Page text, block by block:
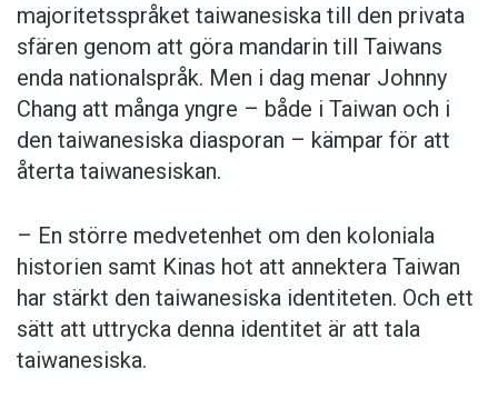
majoritetsspråket taiwanesiska till den privata
sfären genom att göra mandarin till Taiwans
enda nationalspråk. Men i dag ­menar Johnny
Chang att många yngre – både i Taiwan och i
den taiwanesiska diasporan – kämpar för att
återta taiwanesiskan.
– En större medvetenhet om den koloniala
historien samt Kinas hot att annektera Taiwan
har stärkt den taiwanesiska identiteten. Och ett
sätt att uttrycka denna identitet är att tala
taiwanesiska.